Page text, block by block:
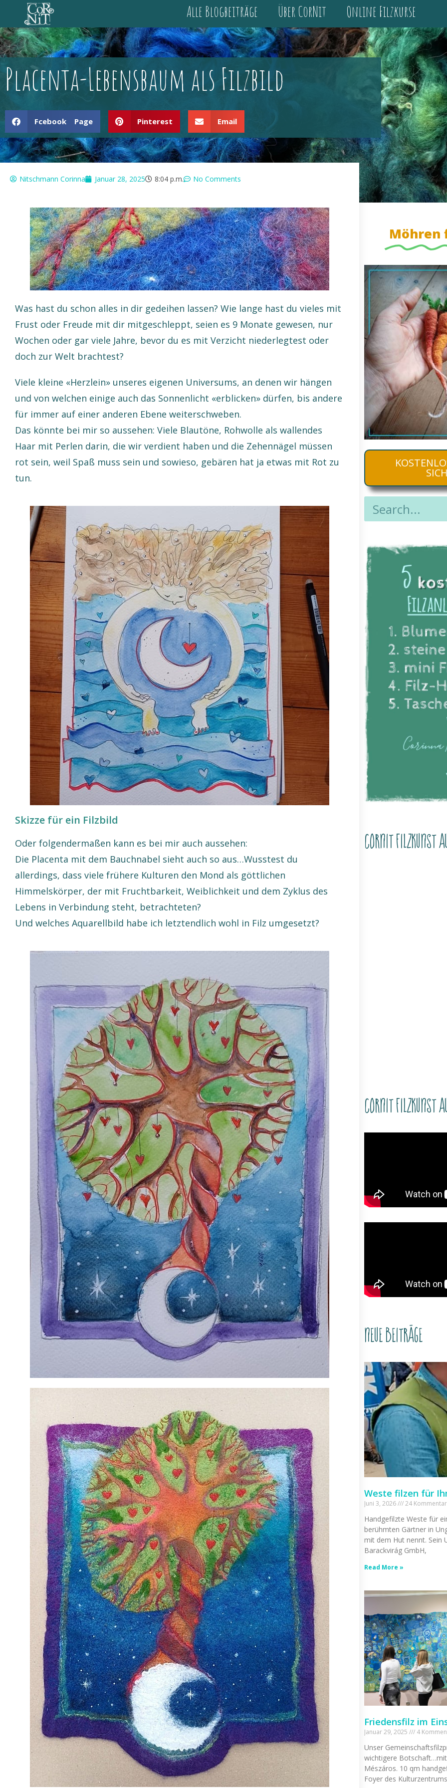
Alle Blogbeiträge Über CorNit Online Filzkurse
Placenta-Lebensbaum als Filzbild
Fcebook Page Pinterest Email
Nitschmann Corinna Januar 28, 2025 8:04 p.m. No Comments
Was hast du schon alles in dir gedeihen lassen? Wie lange hast du vieles mit
Frust oder Freude mit dir mitgeschleppt, seien es 9 Monate gewesen, nur
Wochen oder gar viele Jahre, bevor du es mit Verzicht niederlegtest oder
doch zur Welt brachtest?
Viele kleine «Herzlein» unseres eigenen Universums, an denen wir hängen
und von welchen einige auch das Sonnenlicht «erblicken» dürfen, bis andere
für immer auf einer anderen Ebene weiterschweben.
Das könnte bei mir so aussehen: Viele Blautöne, Rohwolle als wallendes
Haar mit Perlen darin, die wir verdient haben und die Zehennägel müssen
rot sein, weil Spaß muss sein und sowieso, gebären hat ja etwas mit Rot zu
tun.
Skizze für ein Filzbild
Oder folgendermaßen kann es bei mir auch aussehen:
Die Placenta mit dem Bauchnabel sieht auch so aus…Wusstest du
allerdings, dass viele frühere Kulturen den Mond als göttlichen
Himmelskörper, der mit Fruchtbarkeit, Weiblichkeit und dem Zyklus des
Lebens in Verbindung steht, betrachteten?
Und welches Aquarellbild habe ich letztendlich wohl in Filz umgesetzt?
Möhren
CorNit Filzkunst
CorNit Filzkunst
Neue Beiträge
Weste filzen für
Juni 3, 2026 24
Handgefilzte Weste für
berühmten Gärtner in
mit dem Hut nennt. Sein
Barackvirág GmbH,
Read More »
Friedensfilz im
Januar 29, 2025 4
Unser
wichtigere
Mészáros. 10 qm
Foyer des